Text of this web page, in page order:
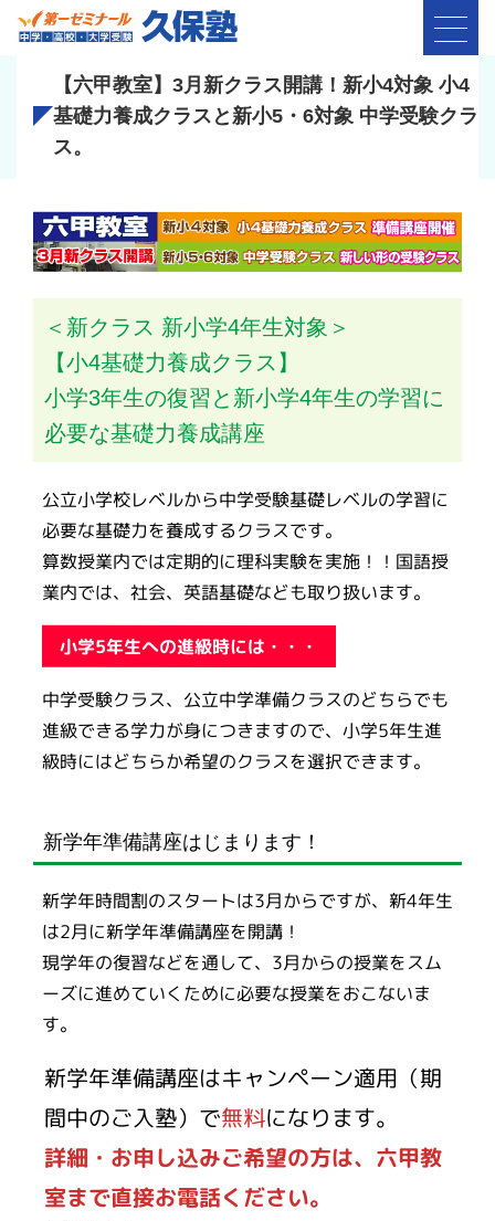
【六甲教室】3月新クラス開講！新小4対象 小4
基礎力養成クラスと新小5・6対象 中学受験クラ
ス。
＜新クラス 新小学4年生対象＞
【小4基礎力養成クラス】
小学3年生の復習と新小学4年生の学習に
必要な基礎力養成講座
公立小学校レベルから中学受験基礎レベルの学習に
必要な基礎力を養成するクラスです。
算数授業内では定期的に理科実験を実施！！国語授
業内では、社会、英語基礎なども取り扱います。
小学5年生への進級時には・・・
中学受験クラス、公立中学準備クラスのどちらでも
進級できる学力が身につきますので、小学5年生進
級時にはどちらか希望のクラスを選択できます。
新学年準備講座はじまります！
新学年時間割のスタートは3月からですが、新4年生
は2月に新学年準備講座を開講！
現学年の復習などを通して、3月からの授業をスム
ーズに進めていくために必要な授業をおこないま
す。
新学年準備講座はキャンペーン適用（期
間中のご入塾）で無料になります。
詳細・お申し込みご希望の方は、六甲教
室まで直接お電話ください。